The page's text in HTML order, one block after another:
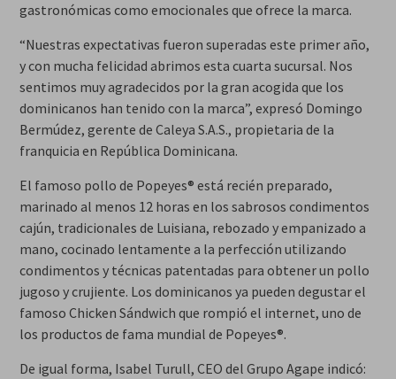
gastronómicas como emocionales que ofrece la marca.
“Nuestras expectativas fueron superadas este primer año,
y con mucha felicidad abrimos esta cuarta sucursal. Nos
sentimos muy agradecidos por la gran acogida que los
dominicanos han tenido con la marca”, expresó Domingo
Bermúdez, gerente de Caleya S.A.S., propietaria de la
franquicia en República Dominicana.
El famoso pollo de Popeyes® está recién preparado,
marinado al menos 12 horas en los sabrosos condimentos
cajún, tradicionales de Luisiana, rebozado y empanizado a
mano, cocinado lentamente a la perfección utilizando
condimentos y técnicas patentadas para obtener un pollo
jugoso y crujiente. Los dominicanos ya pueden degustar el
famoso Chicken Sándwich que rompió el internet, uno de
los productos de fama mundial de Popeyes®.
De igual forma, Isabel Turull, CEO del Grupo Agape indicó: